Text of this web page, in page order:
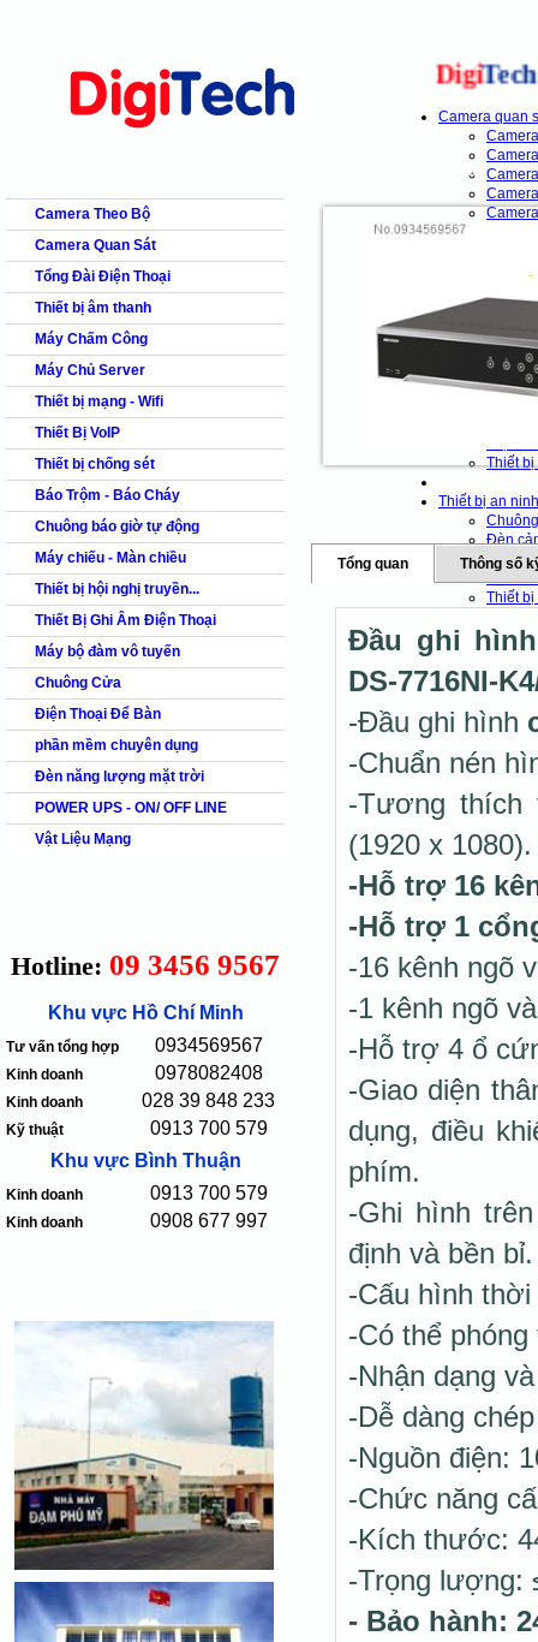
products DigiTech
Camera quan
Tổng
Tổng
Tổng
Thiết bị
Thiết bị an ninh
Đèn
Đèn
Báo
Thiết bị
Thiết bị
Thiết bị văn
Thiết
Máy
Máy
Máy
Máy
Camera Theo Bộ
Camera Quan Sát
Tổng Đài Điện Thoại
Thiết bị âm thanh
Máy Chấm Công
Máy Chủ Server
Thiết bị mạng - Wifi
Thiết Bị VoIP
Thiết bị chống sét
Báo Trộm - Báo Cháy
Chuông báo giờ tự động
Máy chiếu - Màn chiều
Thiết bị hội nghị truyền...
Thiết Bị Ghi Âm Điện Thoại
Máy bộ đàm vô tuyến
Chuông Cửa
Điện Thoại Để Bàn
phần mềm chuyên dụng
Đèn năng lượng mặt trời
POWER UPS - ON/ OFF LINE
Vật Liệu Mạng
Hotline: 09 3456 9567
Khu vực Hồ Chí Minh
Tư vấn tổng hợp 0934569567
Kinh doanh 0978082408
Kinh doanh 028 39 848 233
Kỹ thuật
0913 700 579
Khu vực Bình Thuận
Kinh doanh 0913 700 579
Kinh doanh 0908 677 997
CHI TIẾT SẢN PHẨM
Tổng quan Thông số
Đầu ghi hình
DS-7716NI-
-Đầu ghi hình
-Chuẩn nén
-Tương thích
(1920 x 1080).
-Hỗ trợ 16
-Hỗ trợ 1
-16 kênh ngõ
-1 kênh ngõ
-Hỗ trợ 4 ổ
-Giao diện
dụng, điều
phím.
-Ghi hình
định và bền bỉ.
-Cấu hình
-Có thể
-Nhận dạng
-Dễ dàng
-Nguồn điện:
-Chức năng
-Kích thước:
-Trọng lượng:
- Bảo hành: